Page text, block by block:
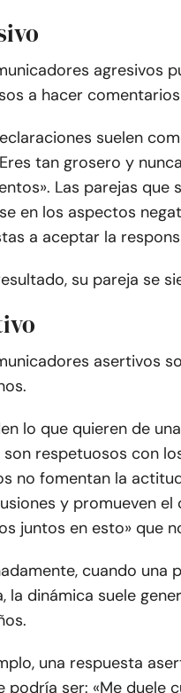
agresivos
a hacer
suelen
tan grosero y
Las parejas que
en los aspectos
a aceptar la
su pareja se
asertivos
lo que quieren de
respetuosos con
no fomentan la
y promueven
juntos en esto» que
cuando una
la dinámica suele
una respuesta
podría ser: «Me duele